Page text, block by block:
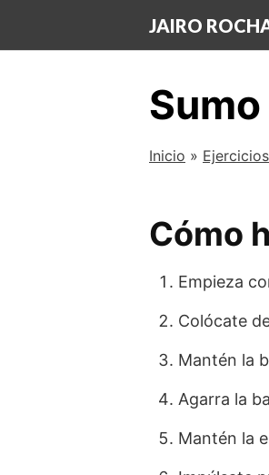
contenido
JAIRO
Inicio » Ejercicios
Cómo
Empieza
Colócate
Mantén la
Agarra la
Mantén la